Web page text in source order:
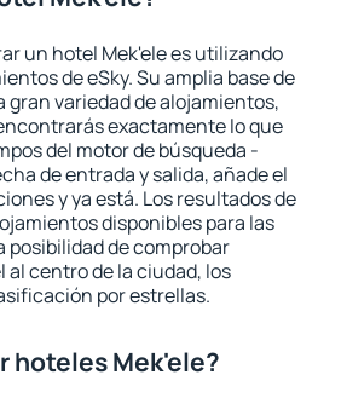
un hotel Mek'ele es utilizando
de eSky. Su amplia base de
variedad de alojamientos,
exactamente lo que
del motor de búsqueda -
de entrada y salida, añade el
y ya está. Los resultados de
disponibles para las
de comprobar
centro de la ciudad, los
por estrellas.
hoteles Mek'ele?